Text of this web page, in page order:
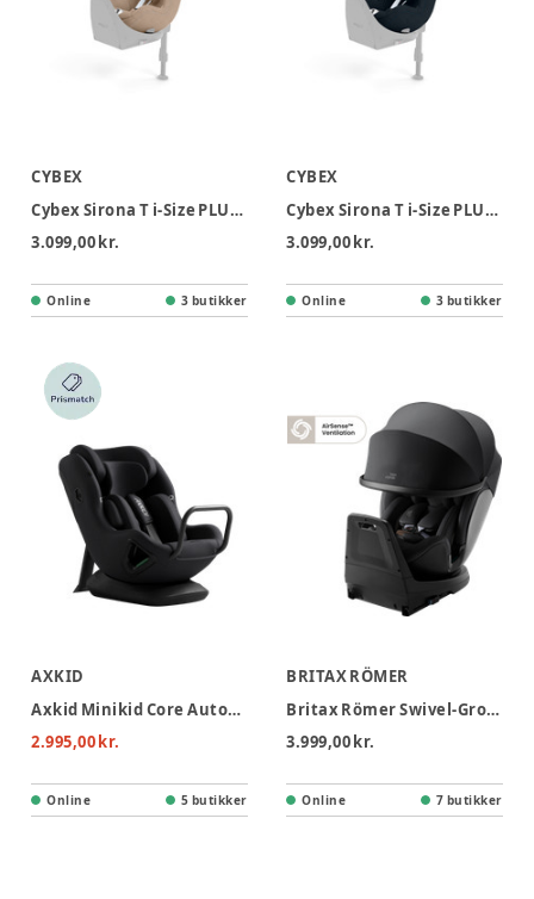
CYBEX
Cybex Sirona T i-Size PLUS Autostol - Cozy Beige
3.099,00 kr.
Online 3 butikker
CYBEX
Cybex Sirona T i-Size PLUS Autostol - Nautical Blue
3.099,00 kr.
Online 3 butikker
AXKID
Axkid Minikid Core Autostol - Coastal Storm Black
2.995,00 kr.
Online 5 butikker
BRITAX RÖMER
Britax Römer Swivel-Grow Max Air Autostol - Lux - Onxy Black
3.999,00 kr.
Online 7 butikker